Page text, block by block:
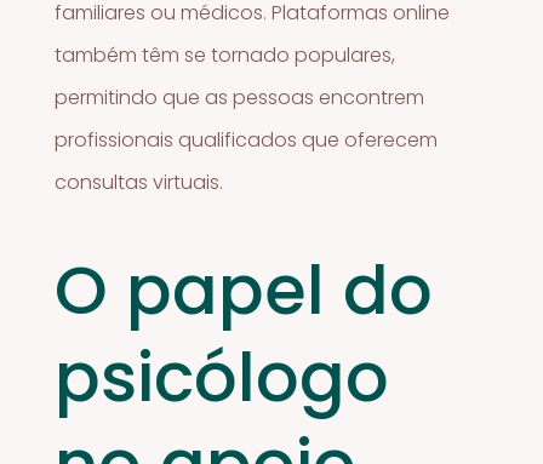
familiares ou médicos. Plataformas online
também têm se tornado populares,
permitindo que as pessoas encontrem
profissionais qualificados que oferecem
consultas virtuais.
O papel do
psicólogo